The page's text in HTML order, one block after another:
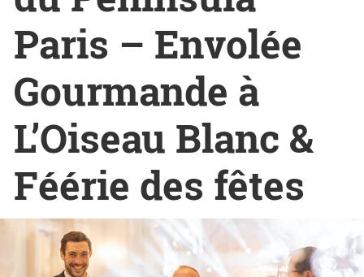
Paris – Envolée
Gourmande à
L’Oiseau Blanc &
Féérie des fêtes